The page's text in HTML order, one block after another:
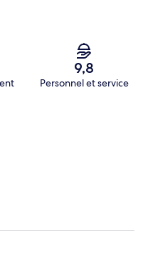
9,8
Personnel et service